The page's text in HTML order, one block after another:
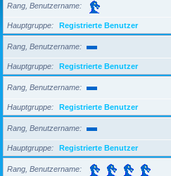
Rang, Benutzername
Hauptgruppe Registrierte Benutzer
Rang, Benutzername
Hauptgruppe Registrierte Benutzer
Rang, Benutzername
Hauptgruppe Registrierte Benutzer
Rang, Benutzername
Hauptgruppe Registrierte Benutzer
Rang, Benutzername